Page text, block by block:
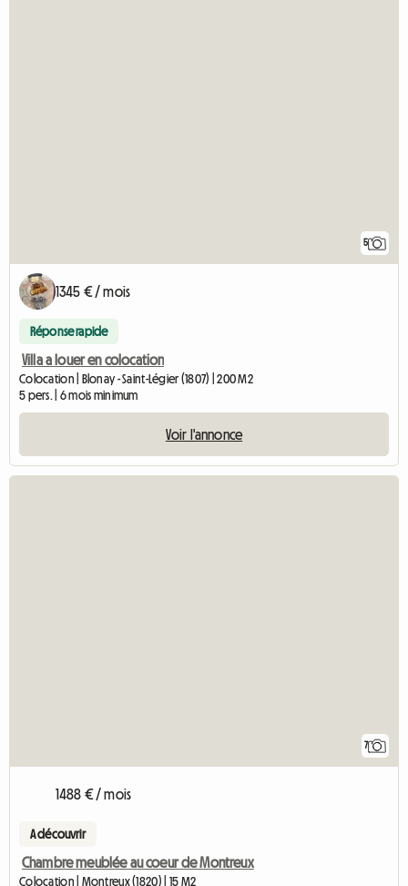
5
1345 € / mois
Réponse rapide
Villa a louer en colocation
Colocation | Blonay - Saint-Légier (1807) | 200 M2
5 pers. | 6 mois minimum
Voir l'annonce
7
1488 € / mois
A découvrir
Chambre meublée au coeur de Montreux
Colocation | Montreux (1820) | 15 M2